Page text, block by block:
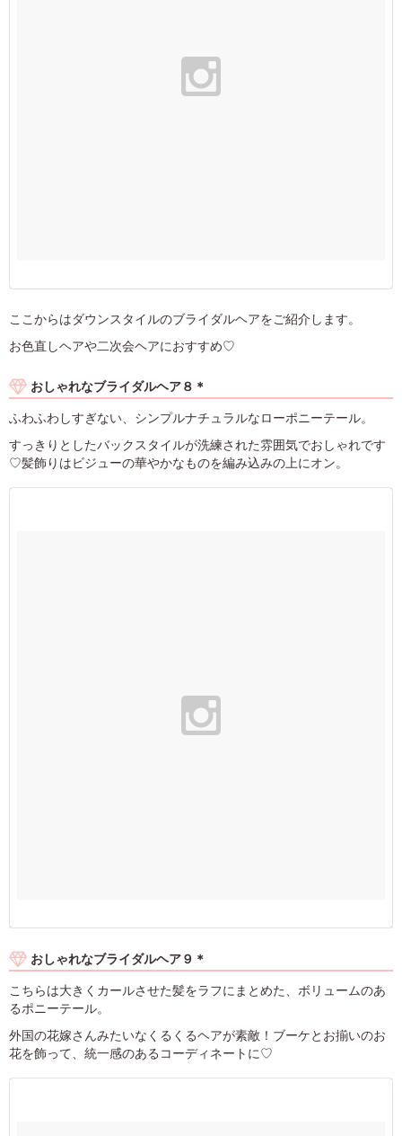
ここからはダウンスタイルのブライダルヘアをご紹介します。
お色直しヘアや二次会ヘアにおすすめ♡
おしゃれなブライダルヘア８＊
ふわふわしすぎない、シンプルナチュラルなローポニーテール。
すっきりとしたバックスタイルが洗練された雰囲気でおしゃれです
♡髪飾りはビジューの華やかなものを編み込みの上にオン。
おしゃれなブライダルヘア９＊
こちらは大きくカールさせた髪をラフにまとめた、ボリュームのあ
るポニーテール。
外国の花嫁さんみたいなくるくるヘアが素敵！ブーケとお揃いのお
花を飾って、統一感のあるコーディネートに♡